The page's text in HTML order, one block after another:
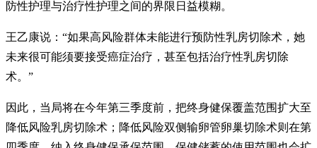
防性护理与治疗性护理之间的界限日益模糊。
王乙康说：“如果高风险群体未能进行预防性乳房切除术，她
未来很可能须要接受癌症治疗，甚至包括治疗性乳房切除
术。”
因此，当局将在今年第三季度前，把终身健保覆盖范围扩大至
降低风险乳房切除术；降低风险双侧输卵管卵巢切除术则在第